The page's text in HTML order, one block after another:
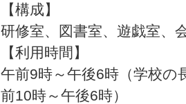
【構成】
研修室、図書室、遊戯室、
【利用時間】
午前9時～午後6時（学校の
前10時～午後6時）